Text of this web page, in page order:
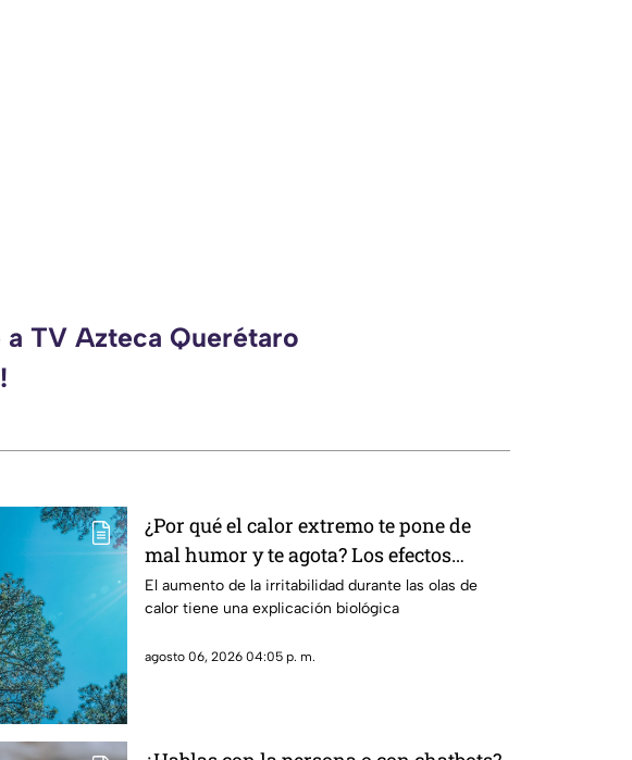
TV Azteca Querétaro
¿Por qué el calor extremo te pone de
mal humor y te agota? Los efectos
reales de las altas temperaturas en el
cuerpo
El aumento de la irritabilidad durante las olas de
calor tiene una explicación biológica
agosto 06, 2026 04:05 p. m.